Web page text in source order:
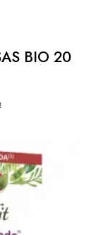
BIO 20